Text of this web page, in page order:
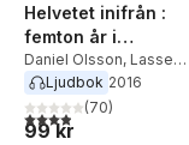
Helvetet inifrån :
femton år i
Sveriges största
brottsorganisation
Daniel Olsson, Lasse
Wierup
Ljudbok 2016
3,9utav 5 stjärnor.
(70)
99 kr